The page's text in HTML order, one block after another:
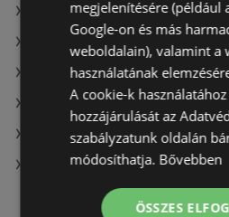
A(z) Tesco aktuális akciós
A(z) COOP Szolnok Zrt.
A(z) Fressnapf-Hungária
A(z) Coop aktuális akciós
A(z) ÁRKLUB aktuális akciós
A(z) Penny-Market Kft.
megjelenítésére (például
Google-on és más
weboldalain), valamint a
használatának
A cookie-k
hozzájárulását az
szabályzatunk oldalán
módosíthatja. Bővebben
ÖSSZES